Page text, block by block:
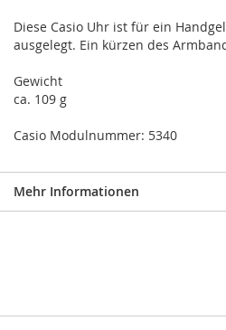
Diese Casio Uhr ist für ein
ausgelegt. Ein kürzen des
Gewicht
ca. 109 g
Casio Modulnummer: 5340
Mehr Informationen